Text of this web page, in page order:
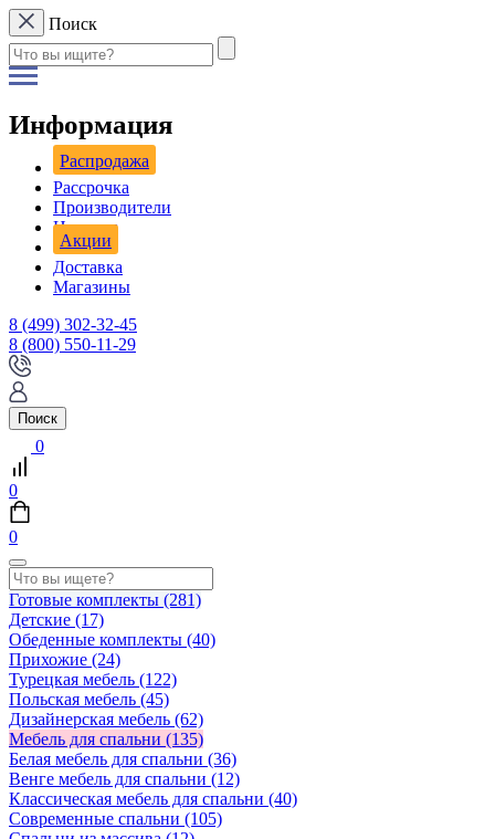
Поиск
Информация
Распродажа
Рассрочка
Производители
Новости
Акции
Доставка
Магазины
8 (499) 302-32-45
8 (800) 550-11-29
Поиск
0
0
0
Готовые комплекты (281)
Детские (17)
Обеденные комплекты (40)
Прихожие (24)
Турецкая мебель (122)
Польская мебель (45)
Дизайнерская мебель (62)
Мебель для спальни (135)
Белая мебель для спальни (36)
Венге мебель для спальни (12)
Классическая мебель для спальни (40)
Современные спальни (105)